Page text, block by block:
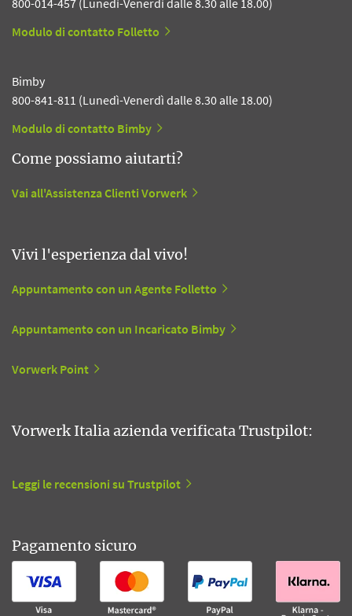
Modulo di contatto Folletto
Bimby
800-841-811 (Lunedì-Venerdì dalle 8.30 alle 18.00)
Modulo di contatto Bimby
Come possiamo aiutarti?
Vai all'Assistenza Clienti Vorwerk
Vivi l'esperienza dal vivo!
Appuntamento con un Agente Folletto
Appuntamento con un Incaricato Bimby
Vorwerk Point
Vorwerk Italia azienda verificata Trustpilot:
Leggi le recensioni su Trustpilot
Pagamento sicuro